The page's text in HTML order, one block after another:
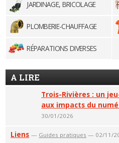
JARDINAGE, BRICOLAGE
PLOMBERIE-CHAUFFAGE
RÉPARATIONS DIVERSES
A LIRE
Trois-Rivières : un
aux impacts du
30/01/2026
Liens — Guides pratiques — 02/11/